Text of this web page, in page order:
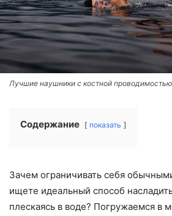
Лучшие наушники с костной
Содержание показать
Зачем ограничивать себя
ищете идеальный способ
плескаясь в воде? Погружаемся в